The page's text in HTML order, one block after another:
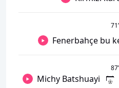
71’
Fenerbahçe bu
87’
Michy Batshuayi